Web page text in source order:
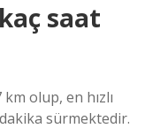
saat
olup, en hızlı
sürmektedir.